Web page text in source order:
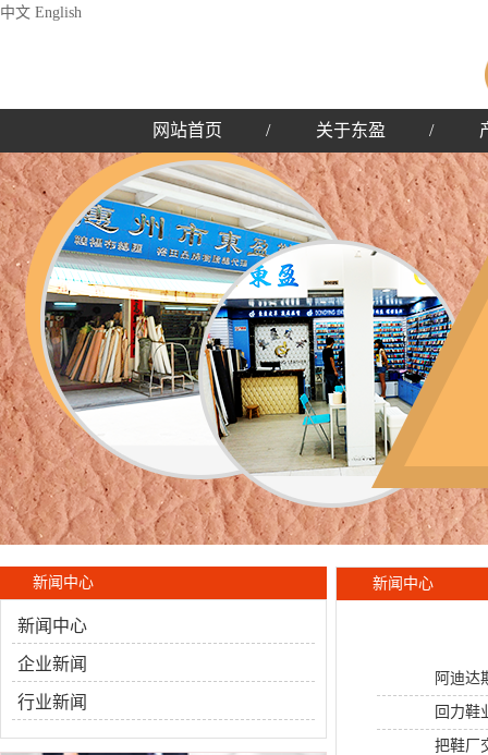
中文 English
网站首页 / 关于东盈 /
新闻中心
新闻中心
企业新闻
行业新闻
新闻中心
阿迪达
回力鞋
把鞋厂